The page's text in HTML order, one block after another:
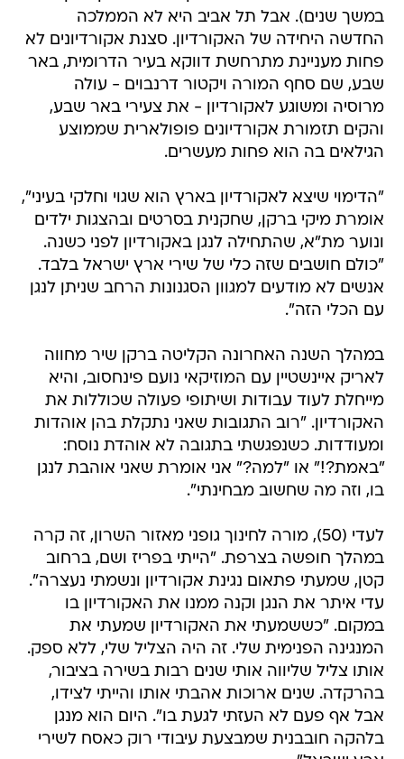
במשך שנים). אבל תל אביב היא לא הממלכה
החדשה היחידה של האקורדיון. סצנת אקורדיונים לא
פחות מעניינת מתרחשת דווקא בעיר הדרומית, באר
שבע, שם סחף המורה ויקטור דרנבוים - עולה
מרוסיה ומשוגע לאקורדיון - את צעירי באר שבע,
והקים תזמורת אקורדיונים פופולארית שממוצע
הגילאים בה הוא פחות מעשרים.
"הדימוי שיצא לאקורדיון בארץ הוא שגוי וחלקי בעיני",
אומרת מיקי ברקן, שחקנית בסרטים ובהצגות ילדים
ונוער מת"א, שהתחילה לנגן באקורדיון לפני כשנה.
"כולם חושבים שזה כלי של שירי ארץ ישראל בלבד.
אנשים לא מודעים למגוון הסגנונות הרחב שניתן לנגן
עם הכלי הזה".
במהלך השנה האחרונה הקליטה ברקן שיר מחווה
לאריק איינשטיין עם המוזיקאי נועם פינחסוב, והיא
מייחלת לעוד עבודות ושיתופי פעולה שכוללות את
האקורדיון. "רוב התגובות שאני נתקלת בהן אוהדות
ומעודדות. כשנפגשתי בתגובה לא אוהדת נוסח:
"באמת?!" או "למה?" אני אומרת שאני אוהבת לנגן
בו, וזה מה שחשוב מבחינתי".
לעדי (50), מורה לחינוך גופני מאזור השרון, זה קרה
במהלך חופשה בצרפת. "הייתי בפריז ושם, ברחוב
קטן, שמעתי פתאום נגינת אקורדיון ונשמתי נעצרה".
עדי איתר את הנגן וקנה ממנו את האקורדיון בו
במקום. "כששמעתי את האקורדיון שמעתי את
המנגינה הפנימית שלי. זה היה הצליל שלי, ללא ספק.
אותו צליל שליווה אותי שנים רבות בשירה בציבור,
בהרקדה. שנים ארוכות אהבתי אותו והייתי לצידו,
אבל אף פעם לא העזתי לגעת בו". היום הוא מנגן
בלהקה חובבנית שמבצעת עיבודי רוק כאסח לשירי